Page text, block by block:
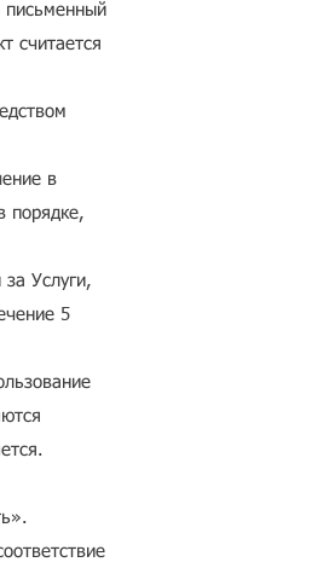
письменный
считается
в
порядке,
Услуги,
5